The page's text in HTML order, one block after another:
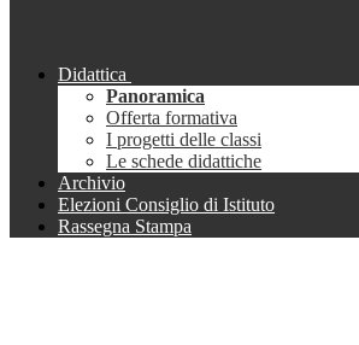
Didattica
Panoramica
Offerta formativa
I progetti delle classi
Le schede didattiche
Archivio
Elezioni Consiglio di Istituto
Rassegna Stampa